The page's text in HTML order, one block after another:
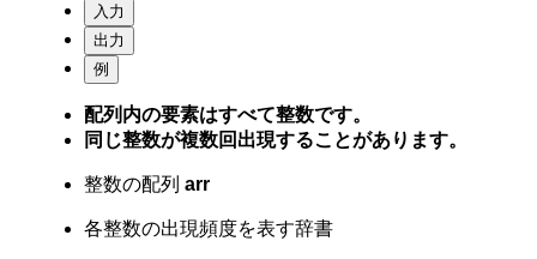
入力
出力
例
配列内の要素はすべて整数です。
同じ整数が複数回出現することがあります。
整数の配列 arr
各整数の出現頻度を表す辞書